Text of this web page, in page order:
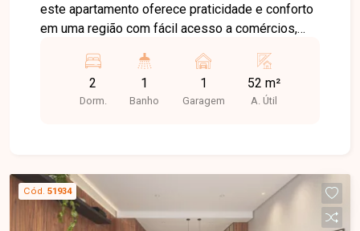
este apartamento oferece praticidade e conforto
em uma região com fácil acesso a comércios,
conta com sala equipada com rack para televisão,
2 quartos, sendo 1 com sacada, ar-condicionado
de 12.000 BTUs e cortina blackout. O segundo
armário e box, cozinha completa com armários
planejados e fogão cooktop, além de área de
serviço com armário. O apartamento possui ainda
2
Dorm.
1
Banho
1
Garagem
52 m²
A. Útil
Cód. 51934